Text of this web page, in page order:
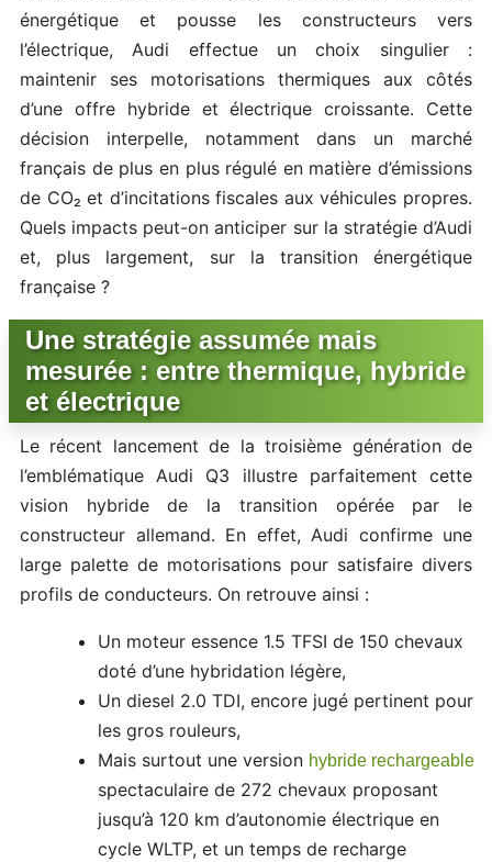
énergétique et pousse les constructeurs vers
l’électrique, Audi effectue un choix singulier :
maintenir ses motorisations thermiques aux côtés
d’une offre hybride et électrique croissante. Cette
décision interpelle, notamment dans un marché
français de plus en plus régulé en matière d’émissions
de CO₂ et d’incitations fiscales aux véhicules propres.
Quels impacts peut-on anticiper sur la stratégie d’Audi
et, plus largement, sur la transition énergétique
française ?
Une stratégie assumée mais
mesurée : entre thermique, hybride
et électrique
Le récent lancement de la troisième génération de
l’emblématique Audi Q3 illustre parfaitement cette
vision hybride de la transition opérée par le
constructeur allemand. En effet, Audi confirme une
large palette de motorisations pour satisfaire divers
profils de conducteurs. On retrouve ainsi :
Un moteur essence 1.5 TFSI de 150 chevaux
doté d’une hybridation légère,
Un diesel 2.0 TDI, encore jugé pertinent pour
les gros rouleurs,
Mais surtout une version hybride rechargeable
spectaculaire de 272 chevaux proposant
jusqu’à 120 km d’autonomie électrique en
cycle WLTP, et un temps de recharge